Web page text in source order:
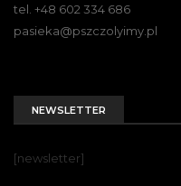
tel. +48 602 334 686
pasieka@pszczolyimy.pl
NEWSLETTER
[newsletter]